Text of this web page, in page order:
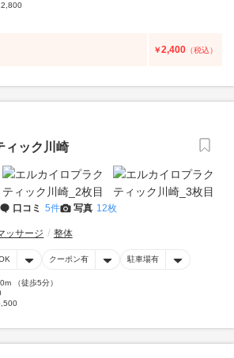
￥2,400 （税込）
ィック川崎
口コミ 5件 写真 12枚
ッサージ 整体
クーポン有 駐車場有
（徒歩5分）